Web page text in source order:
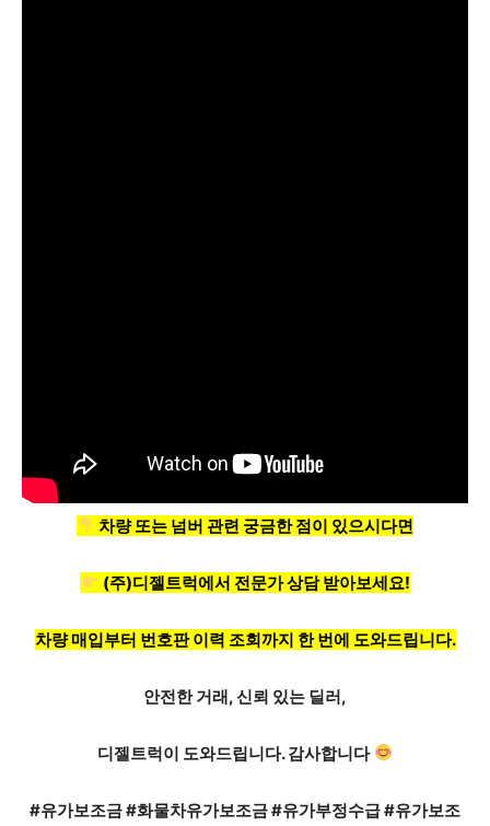
차량 또는 넘버 관련 궁금한 점이 있으시다면
(주)디젤트럭에서 전문가 상담 받아보세요!
차량 매입부터 번호판 이력 조회까지 한 번에 도와드립니다.
안전한 거래, 신뢰 있는 딜러,
디젤트럭이 도와드립니다. 감사합니다
#유가보조금 #화물차유가보조금 #유가부정수급 #유가보조